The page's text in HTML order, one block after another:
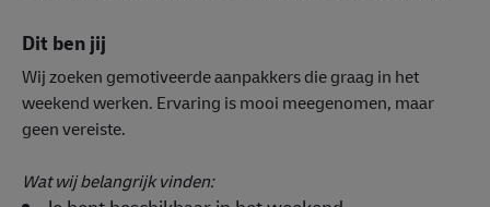
Dit ben jij
Wij zoeken gemotiveerde aanpakkers die graag in het
weekend werken. Ervaring is mooi meegenomen, maar
geen vereiste.
Wat wij belangrijk vinden: